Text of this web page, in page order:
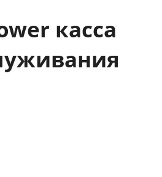
касса